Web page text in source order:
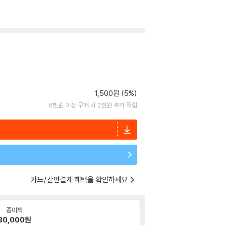
1,500원 (5%)
5만원 이상 구매 시 2천원 추가 적립
카드/간편결제 혜택을 확인하세요
종이책
원